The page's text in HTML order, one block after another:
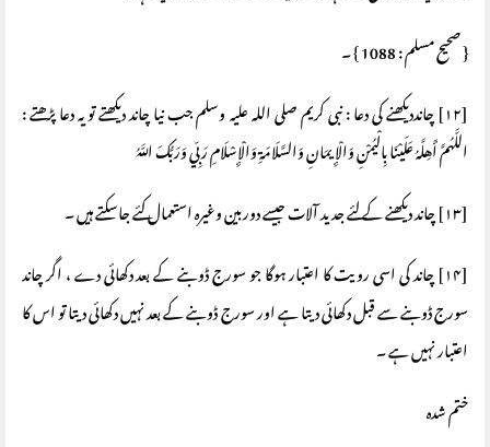
{ صحیح مسلم : 1088 } ۔
[۱۲] چانددیکھنے کی دعا : نبی کریم صلی اللہ علیہ وسلم جب نیا چاند دیکھتے تو یہ دعا پڑھتے :
اللَّهُمَّ أَهِلَّهُ عَلَيْنَا بِالْيُمْنِ وَالْإِيمَانِ وَالسَّلَامَةِ وَالْإِسْلَامِ رَبِّي وَرَبُّكَ اللَّهُ
[۱۳] چاند دیکھنے کے لئے جدید آلات جیسے دوربین وغیرہ استعمال کئے جاسکتے ہیں ۔
[۱۴] چاند کی اسی رویت کا اعتبار ہوگا جو سورج ڈوبنے کے بعد دکھائی دے ، اگر چاند
سورج ڈوبنے سے قبل دکھائی دیتا ہے اور سورج ڈوبنے کے بعد نہیں دکھائی دیتا تو اس کا
اعتبار نہیں ہے ۔
ختم شدہ